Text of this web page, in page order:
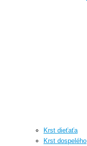
Krst dieťaťa
Krst dospelého